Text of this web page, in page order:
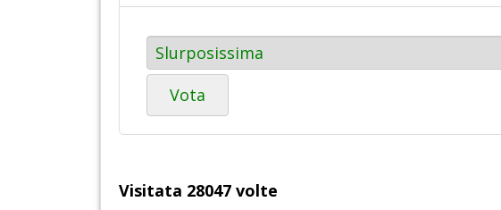
Vota
Visitata 28047 volte